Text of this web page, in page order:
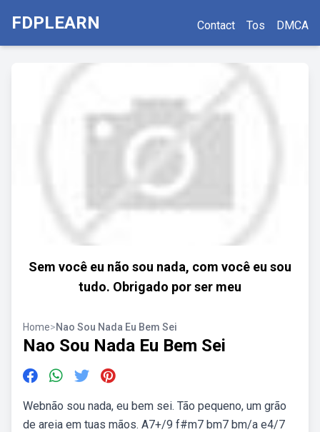
FDPLEARN Contact Tos DMCA
Sem você eu não sou nada, com você eu sou
tudo. Obrigado por ser meu
Home>Nao Sou Nada Eu Bem Sei
Nao Sou Nada Eu Bem Sei
Webnão sou nada, eu bem sei. Tão pequeno, um grão
de areia em tuas mãos. A7+/9 f#m7 bm7 bm/a e4/7